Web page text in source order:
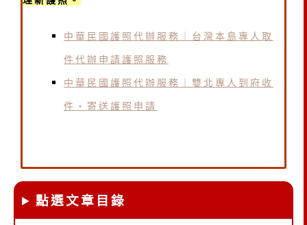
中華民國護照代辦服務｜台灣本島專人取
件代辦申請護照服務
中華民國護照代辦服務｜雙北專人到府收
件・寄送護照申請
點選文章目錄